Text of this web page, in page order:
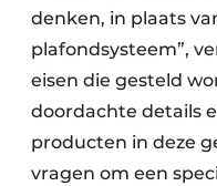
denken, in plaats
plafondsysteem”,
eisen die gesteld
doordachte details
producten in deze
vragen om een